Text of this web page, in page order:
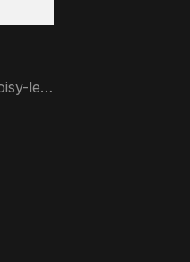
15 Rue de la Concorde 93160 Noisy-le-Grand